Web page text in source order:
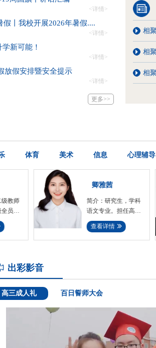
<详情>
丨我校开展2026年暑假....
<详情>
新可能！
<详情>
放假安排暨安全提示
<详情>
更多>>
体育 美术 信息 心理辅导
，学科
任高中
主任工
：严爱
唐言馨
职称：中学二级教师
简介：本科学历，中
共党员，任职高中语
文教师。在教学上用
心、....
查看详情
出彩影音
高三成人礼 百日誓师大会